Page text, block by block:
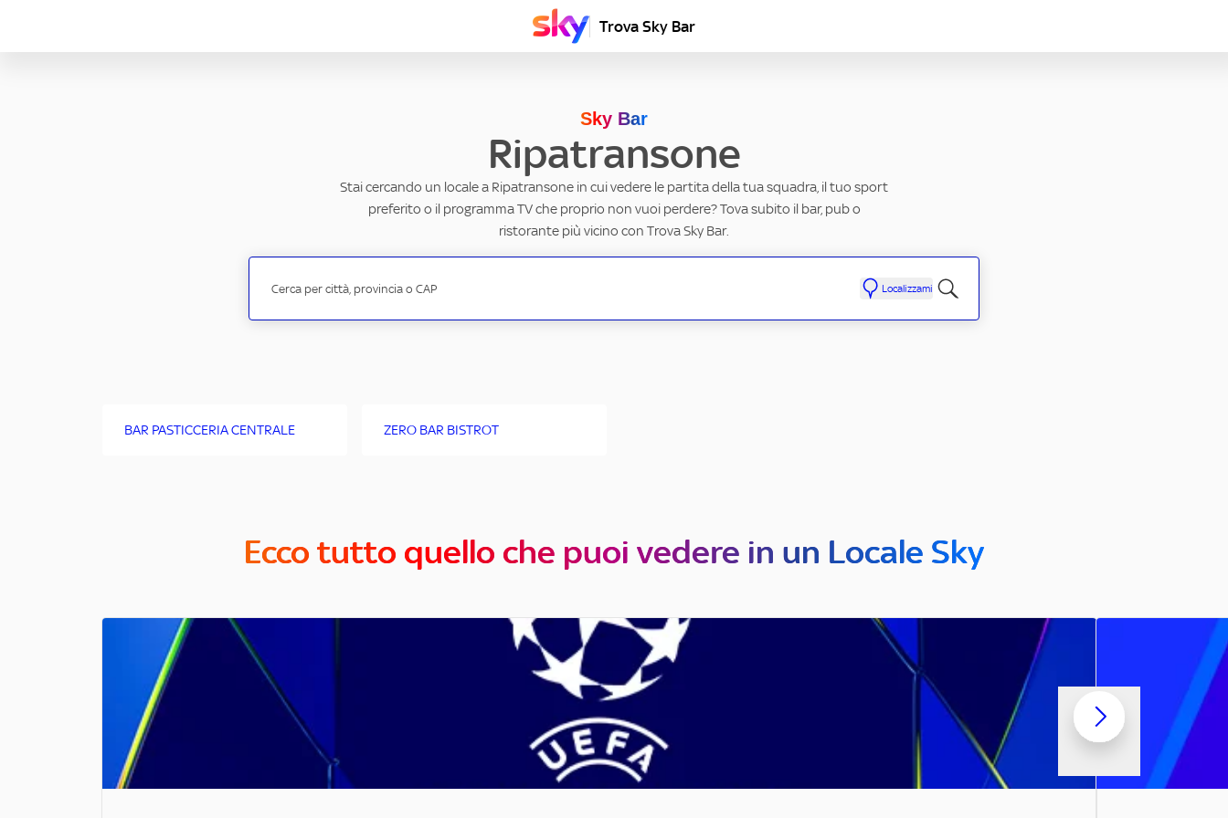
Trova Sky Bar
Sky Bar
Ripatransone
Stai cercando un locale a Ripatransone in cui vedere le partita della tua squadra, il tuo sport
preferito o il programma TV che proprio non vuoi perdere? Tova subito il bar, pub o
ristorante più vicino con Trova Sky Bar.
Localizzami
BAR PASTICCERIA CENTRALE ZERO BAR BISTROT
Ecco tutto quello che puoi vedere in un Locale Sky